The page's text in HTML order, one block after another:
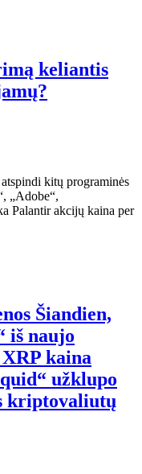
keliantis
kitų programinės
„Adobe“,
Palantir akcijų kaina per
Šiandien,
iš naujo
kaina
užklupo
kriptovaliutų